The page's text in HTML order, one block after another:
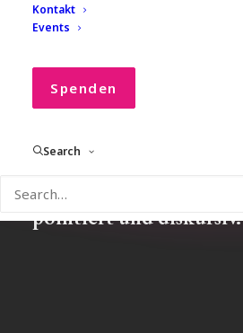
Kontakt
Events
Spenden
Search
CONVOCO!
rund um CONVOCO!
pointiert und diskursiv.